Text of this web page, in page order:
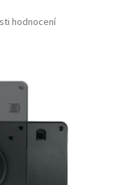
hodnocení